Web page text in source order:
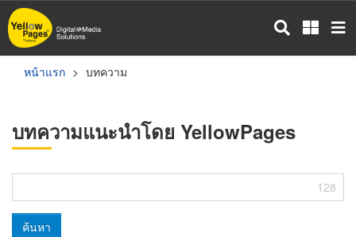
ข้าม
ไป
เนื้อหาหน้าแรก บทความ
บทความแนะนำโดย YellowPages
128
ค้นหา